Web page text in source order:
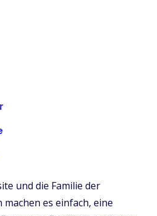
und die Familie der
es einfach, eine